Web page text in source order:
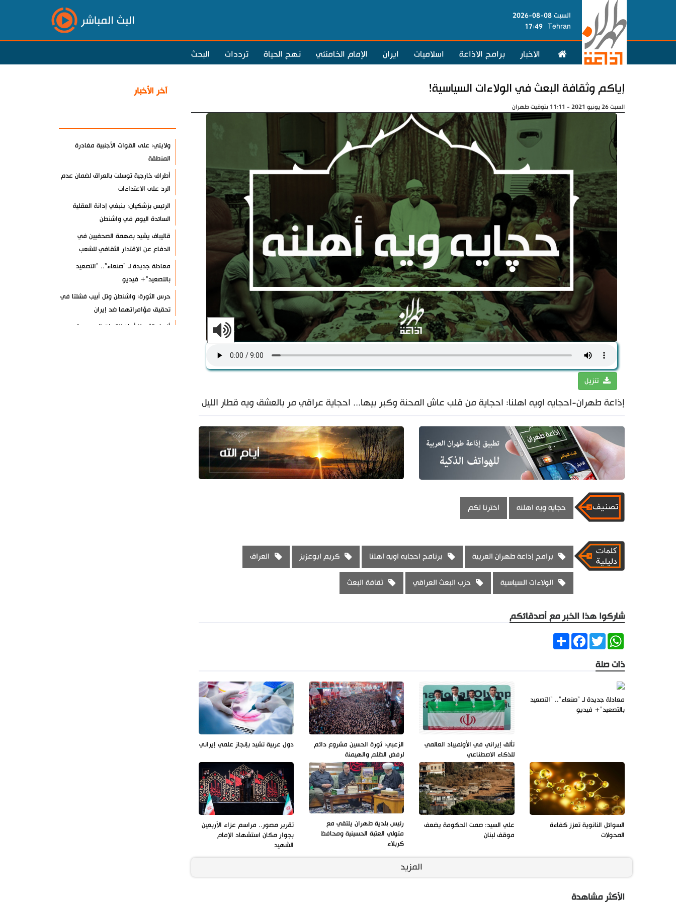
السبت 08-08-2026
Tehran
17:49 البث المباشر
الاخبار برامج الاذاعة اسلاميات ايران الإمام الخامنئي نهج الحياة ترددات البحث
إياكم وثقافة البعث في الولاءات السياسية!
السبت 26 يونيو 2021 - 11:11 بتوقيت طهران
تنزيل
إذاعة طهران-احجايه اويه اهلنا: احجاية من قلب عاش المحنة وكبر بيها... احجاية عراقي مر بالعشق ويه قطار الليل
حجايه ويه اهلنه اخترنا لكم
برامج إذاعة طهران العربية برنامج احجايه اويه اهلنا كريم ابوعزيز العراق
الولاءات السياسية حزب البعث العراقي ثقافة البعث
شاركوا هذا الخبر مع أصدقائكم
ShareFacebookTwitter
WhatsApp
ذات صلة
معادلة جديدة لـ "صنعاء".. "التصعيد
بالتصعيد"+ فيديو
تألق إيراني في الأولمبياد العالمي
للذكاء الاصطناعي
الزعبي: ثورة الحسين مشروع دائم
لرفض الظلم والهيمنة
دول عربية تشيد بإنجاز علمي إيراني
السوائل النانوية تعزز كفاءة
المحولات
علي السيد: صمت الحكومة يضعف
موقف لبنان
رئيس بلدية طهران يلتقي مع
متولي العتبة الحسينية ومحافظ
كربلاء
تقرير مصور.. مراسم عزاء الأربعين
بجوار مكان استشهاد الإمام
الشهيد
المزيد
الأكثر مشاهدة
آخر الأخبار
ولايتي: على القوات الأجنبية مغادرة
المنطقة
أطراف خارجية توسلت بالعراق لضمان عدم
الرد على الاعتداءات
الرئيس بزشكيان: ينبغي إدانة العقلية
السائدة اليوم في واشنطن
قاليباف يشيد بمهمة الصحفيين في
الدفاع عن الاقتدار الثقافي للشعب
معادلة جديدة لـ "صنعاء".. "التصعيد
بالتصعيد"+ فيديو
حرس الثورة: واشنطن وتل أبيب فشلتا في
تحقيق مؤامراتهما ضد إيران
أنصار الله: لا أمان للقوات السعودية